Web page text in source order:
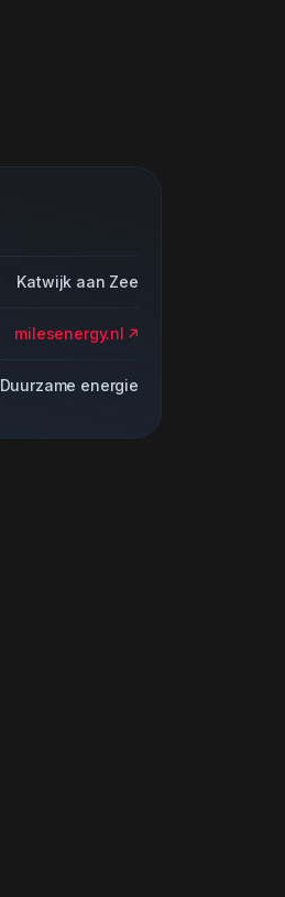
Katwijk aan Zee
milesenergy.nl
Duurzame energie